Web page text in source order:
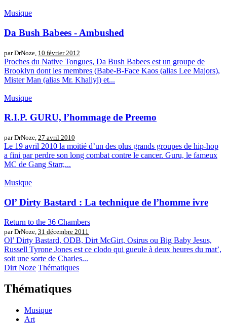
Musique
Da Bush Babees - Ambushed
par DrNoze, 10 février 2012
Proches du Native Tongues, Da Bush Babees est un groupe de
Brooklyn dont les membres (Babe-B-Face Kaos (alias Lee Majors),
Mister Man (alias Mr. Khaliyl) et...
Musique
R.I.P. GURU, l’hommage de Preemo
par DrNoze, 27 avril 2010
Le 19 avril 2010 la moitié d’un des plus grands groupes de hip-hop
a fini par perdre son long combat contre le cancer. Guru, le fameux
MC de Gang Starr,...
Musique
Ol’ Dirty Bastard : La technique de l’homme ivre
Return to the 36 Chambers
par DrNoze, 31 décembre 2011
Ol’ Dirty Bastard, ODB, Dirt McGirt, Osirus ou Big Baby Jesus,
Russell Tyrone Jones est ce clodo qui gueule à deux heures du mat’,
soit une sorte de Charles...
Dirt Noze Thématiques
Thématiques
Musique
Art